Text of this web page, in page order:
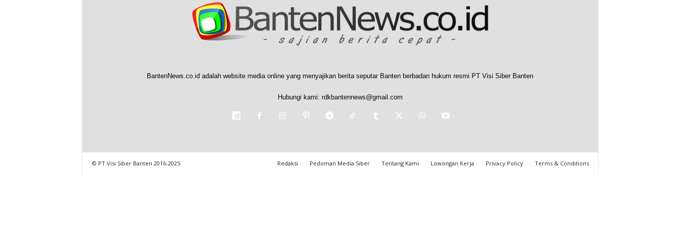
BantenNews.co.id adalah website media online yang menyajikan berita seputar Banten berbadan hukum resmi PT Visi Siber Banten
Hubungi kami: rdkbantennews@gmail.com
Redaksi Pedoman Media Siber Tentang Kami Lowongan Kerja Privacy Policy Terms & Conditions
© PT Visi Siber Banten 2016-2025